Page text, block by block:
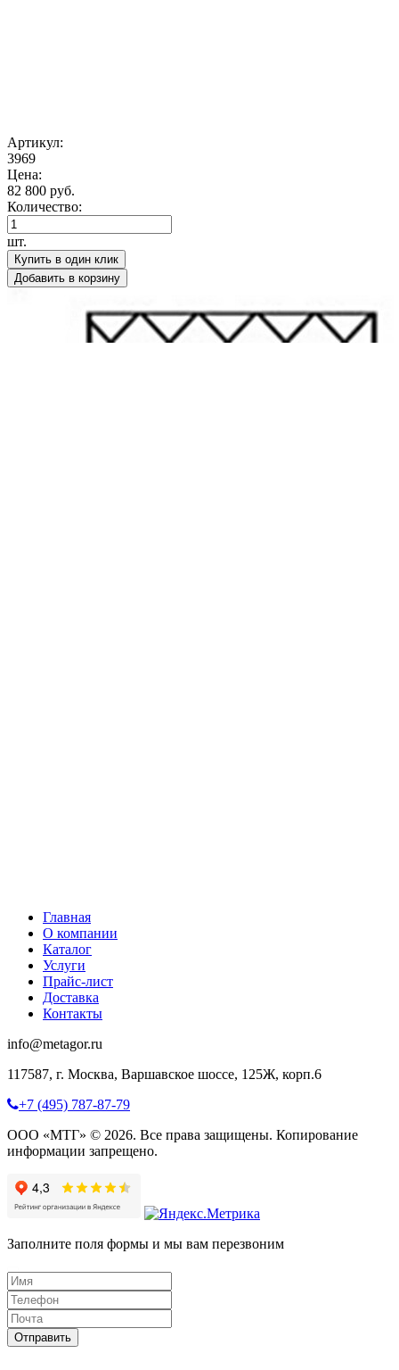
Артикул:
3969
Цена:
82 800 руб.
Количество:
шт.
Купить в один клик
Добавить в корзину
Главная
О компании
Каталог
Услуги
Прайс-лист
Доставка
Контакты
info@metagor.ru
117587, г. Москва, Варшавское шоссе, 125Ж, корп.6
+7 (495) 787-87-79
ООО «МТГ» © 2026. Все права защищены. Копирование
информации запрещено.
Заполните поля формы и мы вам перезвоним
Отправить